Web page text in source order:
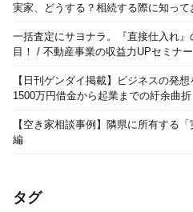
実家、どうする？相続する際に知っ
一括査定にサヨナラ。『直接仕入れ
目！ / 不動産事業の収益力UPセミナー
【日刊ゲンダイ掲載】ビジネスの発
1500万円借金から起業までの紆余曲
【空き家相談事例】隣県に所有する
編
タグ